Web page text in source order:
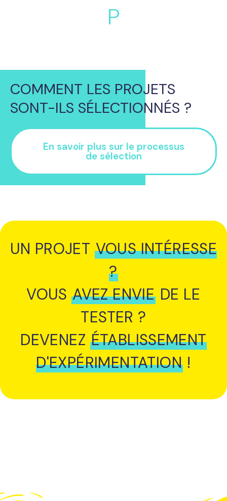
Pla
COMMENT LES PROJETS
SONT-ILS SÉLECTIONNÉS ?
En savoir plus sur le processus
de sélection
UN PROJET VOUS INTÉRESSE
?
VOUSAVEZ ENVIE DE LE
TESTER ?
DEVENEZ ÉTABLISSEMENT
D'EXPÉRIMENTATION !